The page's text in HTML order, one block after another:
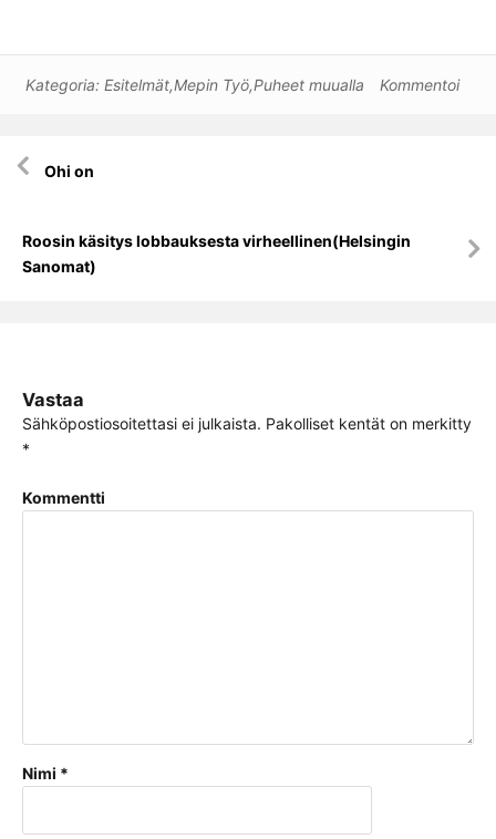
Kategoria: Esitelmät,Mepin Työ,Puheet muualla Kommentoi
Artikkelien
selaus
Ohi on
Roosin käsitys lobbauksesta virheellinen(Helsingin
Sanomat)
Vastaa
Sähköpostiosoitettasi ei julkaista. Pakolliset kentät on merkitty
*
Kommentti
Nimi *